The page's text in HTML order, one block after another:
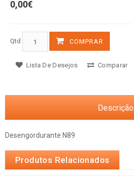
0,00€
Qtd COMPRAR
Lista De Desejos Comparar
Descrição
Desengordurante N89
Produtos Relacionados